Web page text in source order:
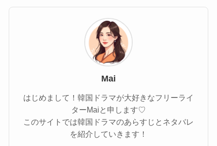
Mai
はじめまして！韓国ドラマが大好きなフリーライ
ターMaiと申します♡
このサイトでは韓国ドラマのあらすじとネタバレ
を紹介していきます！